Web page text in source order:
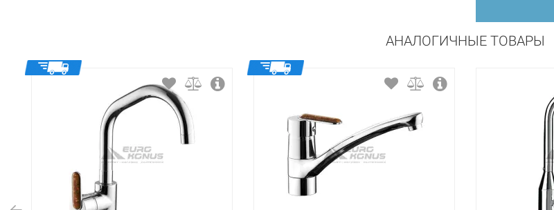
АНАЛОГИЧНЫЕ ТОВАРЫ